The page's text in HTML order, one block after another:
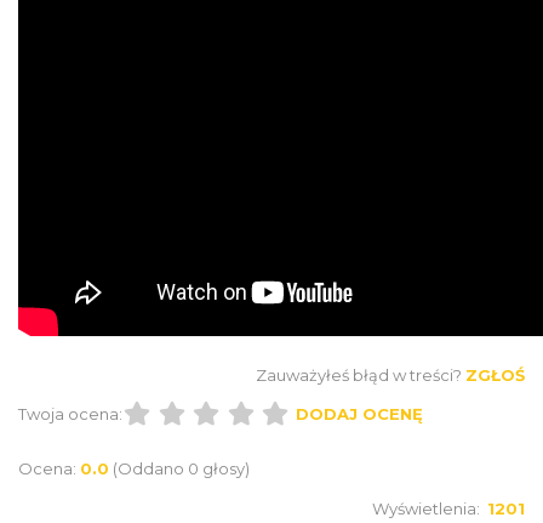
Zauważyłeś błąd w treści? ZGŁOŚ
Twoja ocena:
DODAJ OCENĘ
Ocena: 0.0 (Oddano 0 głosy)
Wyświetlenia: 1201